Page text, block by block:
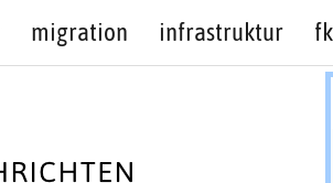
migration infrastruktur